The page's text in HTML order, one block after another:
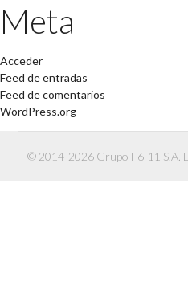
Meta
Acceder
Feed de entradas
Feed de comentarios
WordPress.org
© 2014-2026 Grupo F6-11 S.A.